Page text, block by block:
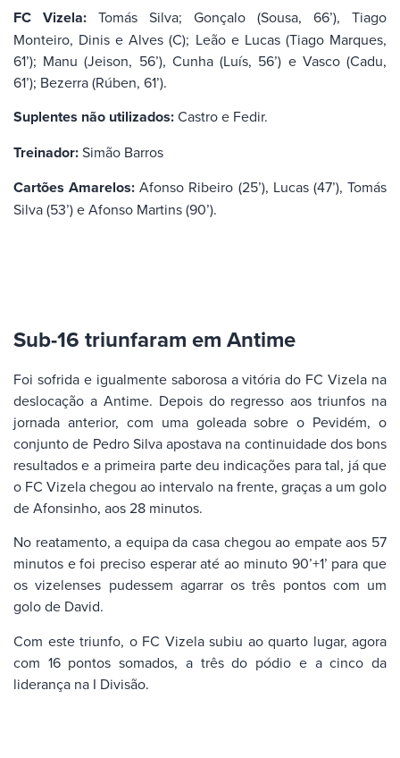
FC Vizela: Tomás Silva; Gonçalo (Sousa, 66’), Tiago
Monteiro, Dinis e Alves (C); Leão e Lucas (Tiago Marques,
61’); Manu (Jeison, 56’), Cunha (Luís, 56’) e Vasco (Cadu,
61’); Bezerra (Rúben, 61’).
Suplentes não utilizados:Castro e Fedir.
Treinador:Simão Barros
Cartões Amarelos: Afonso Ribeiro (25’), Lucas (47’), Tomás
Silva (53’) e Afonso Martins (90’).
Sub-16 triunfaram em Antime
Foi sofrida e igualmente saborosa a vitória do FC Vizela na
deslocação a Antime. Depois do regresso aos triunfos na
jornada anterior, com uma goleada sobre o Pevidém, o
conjunto de Pedro Silva apostava na continuidade dos bons
resultados e a primeira parte deu indicações para tal, já que
o FC Vizela chegou ao intervalo na frente, graças a um golo
de Afonsinho, aos 28 minutos.
No reatamento, a equipa da casa chegou ao empate aos 57
minutos e foi preciso esperar até ao minuto 90’+1’ para que
os vizelenses pudessem agarrar os três pontos com um
golo de David.
Com este triunfo, o FC Vizela subiu ao quarto lugar, agora
com 16 pontos somados, a três do pódio e a cinco da
liderança na I Divisão.